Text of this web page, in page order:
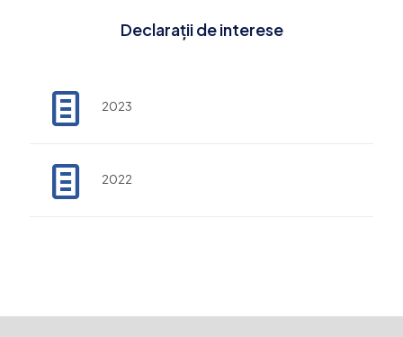
Declarații de interese
2023
2022